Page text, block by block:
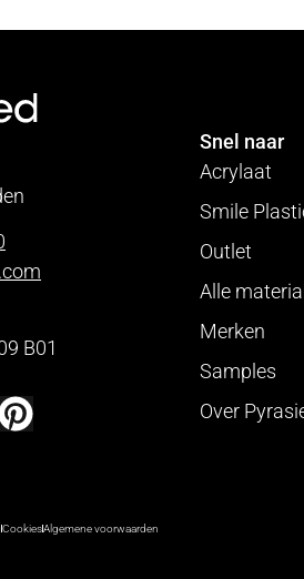
B01
Snel naar
Acrylaat
Smile
Outlet
Alle
Merken
Samples
Over
CookiesAlgemene voorwaarden